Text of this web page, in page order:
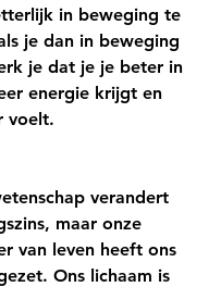
in beweging te
je dan in beweging
je dat je je beter in
energie krijgt en
voelt.
verandert
maar onze
van leven heeft ons
Ons lichaam is